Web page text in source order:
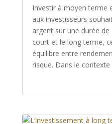
Investir à moyen terme
aux investisseurs
argent sur une durée
court et le long terme,
équilibre entre
risque. Dans le contexte